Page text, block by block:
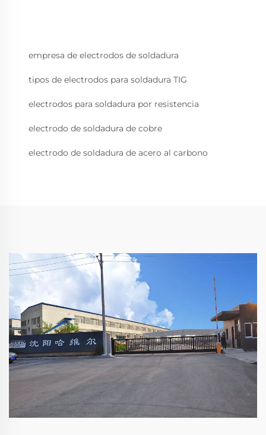
empresa de electrodos de soldadura
tipos de electrodos para soldadura TIG
electrodos para soldadura por resistencia
electrodo de soldadura de cobre
electrodo de soldadura de acero al carbono